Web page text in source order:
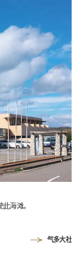
海滩。
气多大社